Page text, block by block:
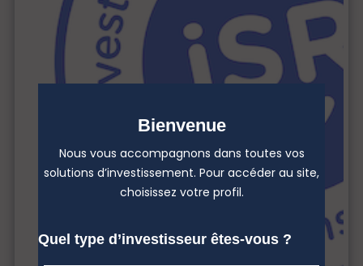
Bienvenue
Nous vous accompagnons dans toutes vos
solutions d’investissement. Pour accéder au site,
choisissez votre profil.
Quel type d’investisseur êtes-vous ?